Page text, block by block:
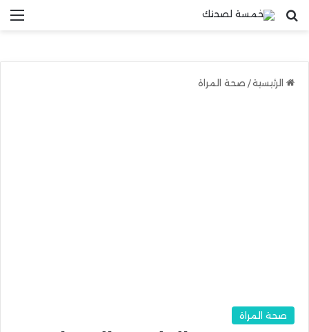
بحث عن
الرئيسية/ صحة المراة
صحة المراة